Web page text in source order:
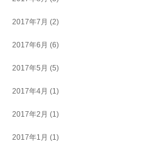
2017年7月 (2)
2017年6月 (6)
2017年5月 (5)
2017年4月 (1)
2017年2月 (1)
2017年1月 (1)